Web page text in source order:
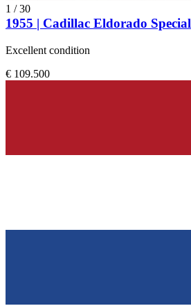
1 /30
1955 | Cadillac Eldorado Special
Excellent condition
€ 109.500